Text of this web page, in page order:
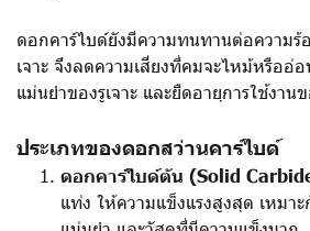
ดอกคาร์ไบด์ยังมีความทนทานต่อความร้
เจาะ จึงลดความเสี่ยงที่คมจะไหม้หรืออ่
แม่นยำของรูเจาะ และยืดอายุการใช้งาน
ประเภทของดอกสว่านคาร์ไบด์
ดอกคาร์ไบด์ตัน (Solid
แท่ง ให้ความแข็งแรงสูงสุด เหมา